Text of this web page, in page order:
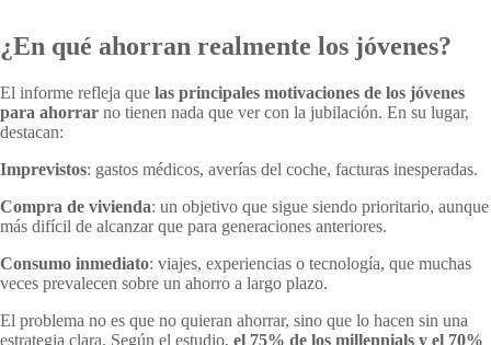
¿En qué ahorran realmente los jóvenes?
El informe refleja que las principales motivaciones de los jóvenes
para ahorrar no tienen nada que ver con la jubilación. En su lugar,
destacan:
Imprevistos: gastos médicos, averías del coche, facturas inesperadas.
Compra de vivienda: un objetivo que sigue siendo prioritario, aunque
más difícil de alcanzar que para generaciones anteriores.
Consumo inmediato: viajes, experiencias o tecnología, que muchas
veces prevalecen sobre un ahorro a largo plazo.
El problema no es que no quieran ahorrar, sino que lo hacen sin una
estrategia clara. Según el estudio, el 75% de los millennials y el 70%